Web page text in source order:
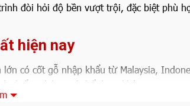
đòi hỏi độ bền vượt trội, đặc biệt phù
hiện nay
có cốt gỗ nhập khẩu từ Malaysia,
biểu mà bạn có thể tham khảo: